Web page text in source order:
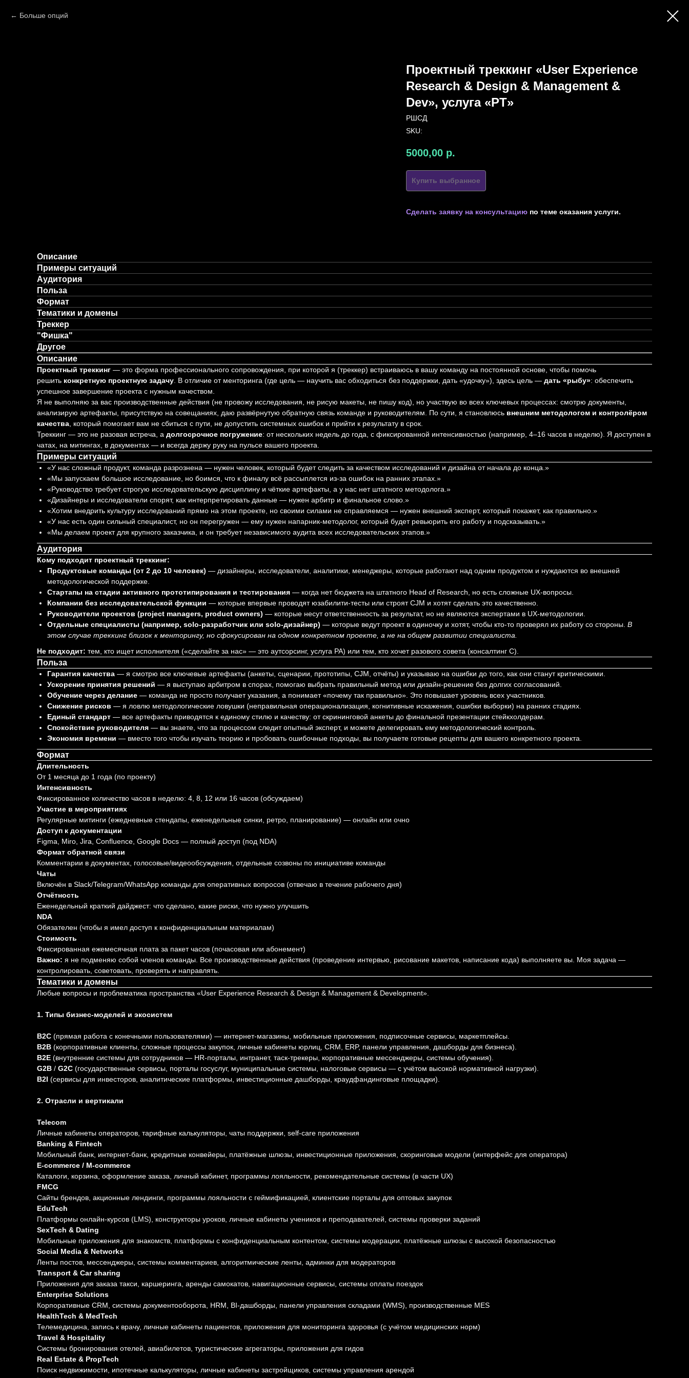
Больше опций
Проектный треккинг «User Experience
Research & Design & Management &
Dev», услуга «PT»
РШСД
SKU:
5000,00 р.
Купить выбранное
Сделать заявку на консультацию по теме оказания услуги.
Описание
Примеры ситуаций
Аудитория
Польза
Формат
Тематики и домены
Треккер
"Фишка"
Другое
Описание
Проектный треккинг — это форма профессионального сопровождения, при которой я (треккер) встраиваюсь в вашу команду на постоянной основе, чтобы помочь
решить конкретную проектную задачу . В отличие от менторинга (где цель — научить вас обходиться без поддержки, дать «удочку»), здесь цель — дать «рыбу»: обеспечить
успешное завершение проекта с нужным качеством.
Я не выполняю за вас производственные действия (не провожу исследования, не рисую макеты, не пишу код), но участвую во всех ключевых процессах: смотрю документы,
анализирую артефакты, присутствую на совещаниях, даю развёрнутую обратную связь команде и руководителям. По сути, я становлюсь внешним методологом и контролёром
качества , который помогает вам не сбиться с пути, не допустить системных ошибок и прийти к результату в срок.
Треккинг — это не разовая встреча, а долгосрочное погружение: от нескольких недель до года, с фиксированной интенсивностью (например, 4–16 часов в неделю). Я доступен в
чатах, на митингах, в документах — и всегда держу руку на пульсе вашего проекта.
Примеры ситуаций
«У нас сложный продукт, команда разрознена — нужен человек, который будет следить за качеством исследований и дизайна от начала до конца.»
«Мы запускаем большое исследование, но боимся, что к финалу всё рассыплется из-за ошибок на ранних этапах.»
«Руководство требует строгую исследовательскую дисциплину и чёткие артефакты, а у нас нет штатного методолога.»
«Дизайнеры и исследователи спорят, как интерпретировать данные — нужен арбитр и финальное слово.»
«Хотим внедрить культуру исследований прямо на этом проекте, но своими силами не справляемся — нужен внешний эксперт, который покажет, как правильно.»
«У нас есть один сильный специалист, но он перегружен — ему нужен напарник-методолог, который будет ревьюрить его работу и подсказывать.»
«Мы делаем проект для крупного заказчика, и он требует независимого аудита всех исследовательских этапов.»
Аудитория
Кому подходит проектный треккинг:
Продуктовые команды (от 2 до 10 человек) — дизайнеры, исследователи, аналитики, менеджеры, которые работают над одним продуктом и нуждаются во внешней
методологической поддержке.
Стартапы на стадии активного прототипирования и тестирования — когда нет бюджета на штатного Head of Research, но есть сложные UX-вопросы.
Компании без исследовательской функции — которые впервые проводят юзабилити-тесты или строят CJM и хотят сделать это качественно.
Руководители проектов (project managers, product owners) — которые несут ответственность за результат, но не являются экспертами в UX-методологии.
Отдельные специалисты (например, solo-разработчик или solo-дизайнер) — которые ведут проект в одиночку и хотят, чтобы кто-то проверял их работу со стороны. В
этом случае треккинг близок к менторингу, но сфокусирован на одном конкретном проекте, а не на общем развитии специалиста.
Не подходит: тем, кто ищет исполнителя («сделайте за нас» — это аутсорсинг, услуга PA) или тем, кто хочет разового совета (консалтинг С).
Польза
Гарантия качества — я смотрю все ключевые артефакты (анкеты, сценарии, прототипы, CJM, отчёты) и указываю на ошибки до того, как они станут критическими.
Ускорение принятия решений — я выступаю арбитром в спорах, помогаю выбрать правильный метод или дизайн-решение без долгих согласований.
Обучение через делание — команда не просто получает указания, а понимает «почему так правильно». Это повышает уровень всех участников.
Снижение рисков — я ловлю методологические ловушки (неправильная операционализация, когнитивные искажения, ошибки выборки) на ранних стадиях.
Единый стандарт — все артефакты приводятся к единому стилю и качеству: от скрининговой анкеты до финальной презентации стейкхолдерам.
Спокойствие руководителя — вы знаете, что за процессом следит опытный эксперт, и можете делегировать ему методологический контроль.
Экономия времени — вместо того чтобы изучать теорию и пробовать ошибочные подходы, вы получаете готовые рецепты для вашего конкретного проекта.
Формат
Длительность
От 1 месяца до 1 года (по проекту)
Интенсивность
Фиксированное количество часов в неделю: 4, 8, 12 или 16 часов (обсуждаем)
Участие в мероприятиях
Регулярные митинги (ежедневные стендапы, еженедельные синки, ретро, планирование) — онлайн или очно
Доступ к документации
Figma, Miro, Jira, Confluence, Google Docs — полный доступ (под NDA)
Формат обратной связи
Комментарии в документах, голосовые/видеообсуждения, отдельные созвоны по инициативе команды
Чаты
Включён в Slack/Telegram/WhatsApp команды для оперативных вопросов (отвечаю в течение рабочего дня)
Отчётность
Еженедельный краткий дайджест: что сделано, какие риски, что нужно улучшить
NDA
Обязателен (чтобы я имел доступ к конфиденциальным материалам)
Стоимость
Фиксированная ежемесячная плата за пакет часов (почасовая или абонемент)
Важно: я не подменяю собой членов команды. Все производственные действия (проведение интервью, рисование макетов, написание кода) выполняете вы. Моя задача —
контролировать, советовать, проверять и направлять.
Тематики и домены
Любые вопросы и проблематика пространства «User Experience Research & Design & Management & Development».
1. Типы бизнес-моделей и экосистем
B2C (прямая работа с конечными пользователями) — интернет-магазины, мобильные приложения, подписочные сервисы, маркетплейсы.
B2B (корпоративные клиенты, сложные процессы закупок, личные кабинеты юрлиц, CRM, ERP, панели управления, дашборды для бизнеса).
B2E (внутренние системы для сотрудников — HR-порталы, интранет, таск-трекеры, корпоративные мессенджеры, системы обучения).
G2B / G2C (государственные сервисы, порталы госуслуг, муниципальные системы, налоговые сервисы — с учётом высокой нормативной нагрузки).
B2I (сервисы для инвесторов, аналитические платформы, инвестиционные дашборды, краудфандинговые площадки).
2. Отрасли и вертикали
Telecom
Личные кабинеты операторов, тарифные калькуляторы, чаты поддержки, self-care приложения
Banking & Fintech
Мобильный банк, интернет-банк, кредитные конвейеры, платёжные шлюзы, инвестиционные приложения, скоринговые модели (интерфейс для оператора)
E-commerce / M-commerce
Каталоги, корзина, оформление заказа, личный кабинет, программы лояльности, рекомендательные системы (в части UX)
FMCG
Сайты брендов, акционные лендинги, программы лояльности с геймификацией, клиентские порталы для оптовых закупок
EduTech
Платформы онлайн-курсов (LMS), конструкторы уроков, личные кабинеты учеников и преподавателей, системы проверки заданий
SexTech & Dating
Мобильные приложения для знакомств, платформы с конфиденциальным контентом, системы модерации, платёжные шлюзы с высокой безопасностью
Social Media & Networks
Ленты постов, мессенджеры, системы комментариев, алгоритмические ленты, админки для модераторов
Transport & Car sharing
Приложения для заказа такси, каршеринга, аренды самокатов, навигационные сервисы, системы оплаты поездок
Enterprise Solutions
Корпоративные CRM, системы документооборота, HRM, BI-дашборды, панели управления складами (WMS), производственные MES
HealthTech & MedTech
Телемедицина, запись к врачу, личные кабинеты пациентов, приложения для мониторинга здоровья (с учётом медицинских норм)
Travel & Hospitality
Системы бронирования отелей, авиабилетов, туристические агрегаторы, приложения для гидов
Real Estate & PropTech
Поиск недвижимости, ипотечные калькуляторы, личные кабинеты застройщиков, системы управления арендой